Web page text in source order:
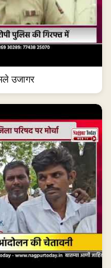
उजागर